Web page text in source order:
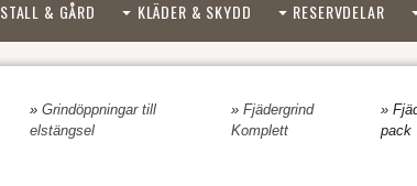
STALL & GÅRD KLÄDER & SKYDD RESERVDELAR
» Grindöppningar till
elstängsel
» Fjädergrind
Komplett
»
pack